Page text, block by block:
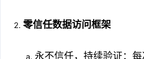
零信任数据访问框架
永不信任，持续验证：